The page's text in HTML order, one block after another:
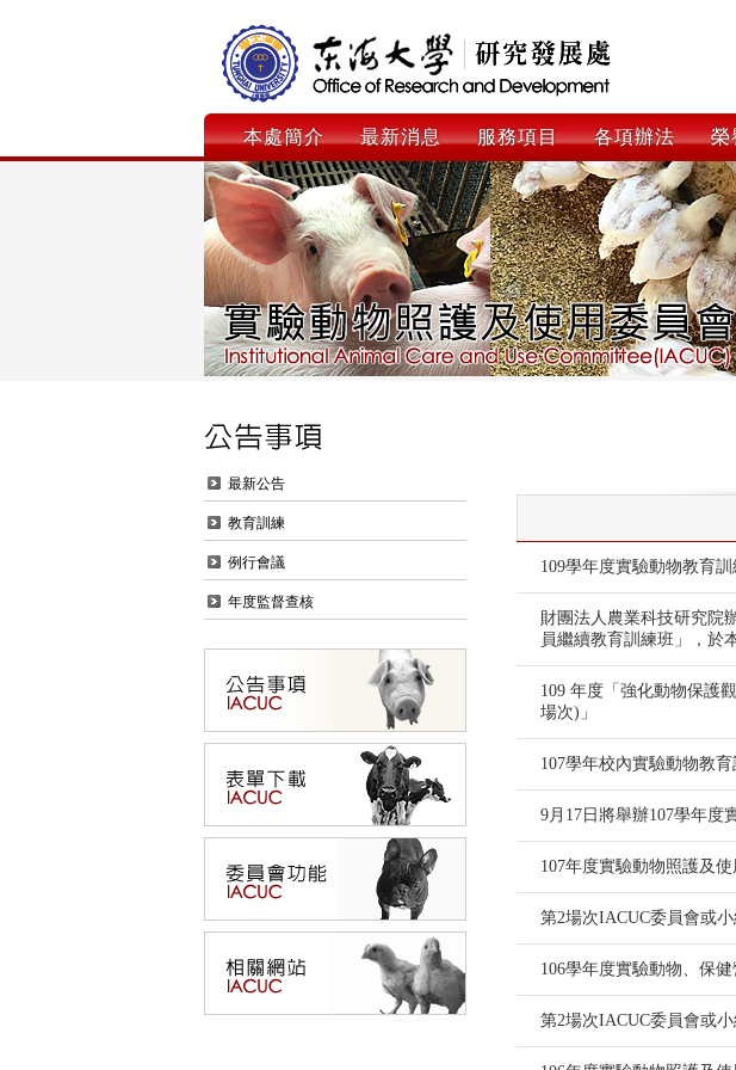
本處簡介 最新消息 服務項目 各項辦法 榮
最新公告
教育訓練
例行會議
年度監督查核
109學年度實驗動物教育訓
財團法人農業科技研究院
員繼續教育訓練班」，於
109 年度「強化動物保護
場次)」
107學年校內實驗動物教
9月17日將舉辦107學年度
107年度實驗動物照護及
第2場次IACUC委員會或
106學年度實驗動物、保
第2場次IACUC委員會或